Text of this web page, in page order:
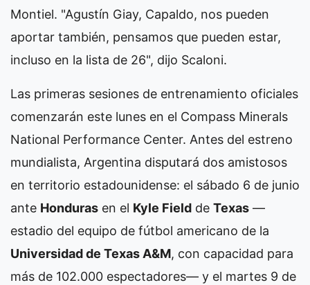
Montiel. "Agustín Giay, Capaldo, nos pueden
aportar también, pensamos que pueden estar,
incluso en la lista de 26", dijo Scaloni.
Las primeras sesiones de entrenamiento oficiales
comenzarán este lunes en el Compass Minerals
National Performance Center. Antes del estreno
mundialista, Argentina disputará dos amistosos
en territorio estadounidense: el sábado 6 de junio
ante Honduras en el Kyle Field de Texas —
estadio del equipo de fútbol americano de la
Universidad de Texas A&M, con capacidad para
más de 102.000 espectadores— y el martes 9 de